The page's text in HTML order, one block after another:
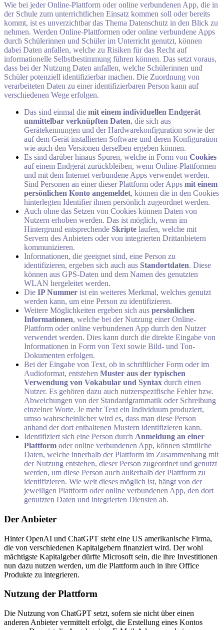
Wie bei jeder Online-Plattform oder online verbundenen App, die in
der Schule zum unterrichtlichen Einsatz kommen soll oder bereits
kommt, ist es unverzichtbar das Thema Datenschutz in den Blick zu
nehmen. Werden Online-Plattformen oder online verbundene Apps
durch Schülerinnen und Schüler im Unterricht genutzt, können
dabei Daten anfallen, welche zu Risiken für das Recht auf
informationelle Selbstbestimmung führen können. Das setzt voraus,
dass bei der Nutzung Daten anfallen, welche Schülerinnen und
Schüler potenziell identifizierbar machen. Die Zuordnung von
verarbeiteten Daten zu einer identifizierbaren Person kann auf
verschiedenen Wege erfolgen.
Das sind einmal die mit einem individuellen Endgerät
unmittelbar verknüpften Daten, die sich aus
Gerätekennungen und der Hardwarekonfiguration sowie der
auf dem Gerät installierten Software und deren Konfiguration
wie auch den Versionen derselben ergeben können.
Es sind darüber hinaus Spuren, welche in Form von Cookies
auf einem Endgerät zurückbleiben, wenn Online-Plattformen
und mit dem Internet verbundene Apps verwendet werden.
Sind Personen an einer dieser Plattform oder Apps mit einem
persönlichen Konto angemeldet, können die in den Cookies
hinterlegten Identifier ihnen persönlich zugeordnet werden.
Auch ohne das Setzen von Cookies können Daten von
Nutzern erhoben werden. Das ist möglich, wenn im
Hintergrund entsprechende Skripte laufen, welche mit
Servern des Anbieters oder von integrierten Drittanbietern
kommunizieren.
Informationen, die geeignet sind, eine Person zu
identifizieren, ergeben sich auch aus Standortdaten. Diese
können aus GPS-Daten und dem Namen des genutzten
WLAN hergeleitet werden.
Die IP Nummer ist ein weiteres Merkmal, welches genutzt
werden kann, um eine Person zu identifizieren.
Weitere Möglichkeiten ergeben sich aus persönlichen
Informationen, welche bei der Nutzung einer Online-
Plattform oder online verbundenen App durch den Nutzer
verwendet werden. Dies kann durch die direkte Eingabe von
Informationen in Form von Text sowie Bild- und Ton-
Dokumenten erfolgen.
Bei der Eingabe von Text, ob in schriftlicher Form oder im
Audioformat, entstehen Muster aus der typischen
Verwendung von Vokabular und Syntax durch einen
Nutzer. Es gehören dazu auch nutzerspezifische Fehler bzw.
Abweichungen von der Standardgrammatik oder Schreibung
einzelner Worte. Je mehr Text ein Individuum produziert,
umso wahrscheinlicher wird es, dass man diese Person
anhand der dort enthaltenen Mustern identifizieren kann.
Identifiziert sich eine Person durch Anmeldung an einer
Plattform oder online verbundenen App, können sämtliche
Daten, welche innerhalb der Plattform im Zusammenhang mit
der Nutzung entstehen, dieser Person zugeordnet und genutzt
werden, um diese Person auch außerhalb der Plattform zu
identifizieren. Wie weit dieses möglich ist, hängt von der
jeweiligen Plattform oder online verbundenen App, den dort
genutzten Daten und integrierten Diensten ab.
Der Anbieter
Hinter OpenAI und ChatGPT steht eine US amerikanische Firma,
die von verschiedenen Kapitalgebern finanziert wird. Der wohl
mächtigste Kapitalgeber dürfte Microsoft sein, die ihre Investitionen
nun dazu nutzen werden, um die Plattform auch in ihre Office
Produkte zu integrieren.
Nutzung der Plattform
Die Nutzung von ChatGPT setzt, sofern sie nicht über einen
anderen Anbieter vermittelt erfolgt, die Erstellung eines Kontos